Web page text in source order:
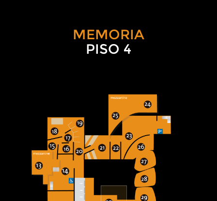
MEMORIA
PISO 4